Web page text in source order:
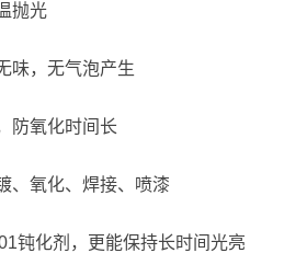
抛光
味，无气泡产生
防氧化时间长
、氧化、焊接、喷漆
钝化剂，更能保持长时间光亮